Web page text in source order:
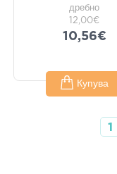
дребно
12,00€
10,56€
Купува
1